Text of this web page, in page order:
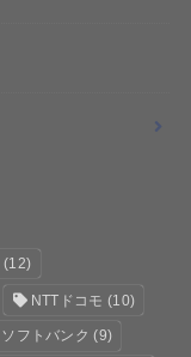
(12)
NTTドコモ (10)
ソフトバンク (9)